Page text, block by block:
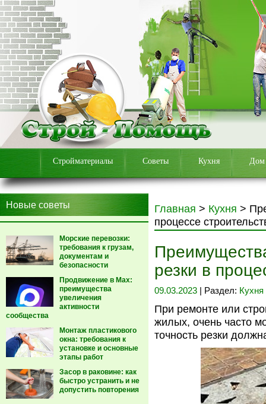
Стройматериалы Советы Кухня Дом
Новые советы
Морские перевозки:
требования к грузам,
документам и
безопасности
Продвижение в Max:
преимущества
увеличения
активности
сообщества
Монтаж пластикового
окна: требования к
установке и основные
этапы работ
Засор в раковине: как
быстро устранить и не
допустить повторения
Главная > Кухня >
процессе
резки в
09.03.2023 | Раздел: Кухня
При ремонте или
жилых, очень часто
точность резки